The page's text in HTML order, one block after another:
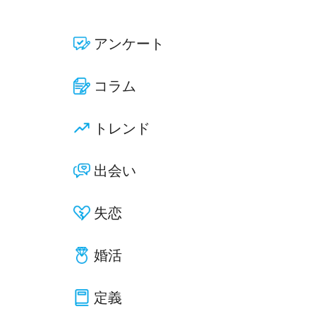
アンケート
コラム
トレンド
出会い
失恋
婚活
定義